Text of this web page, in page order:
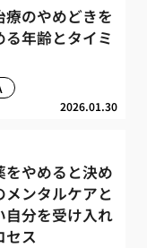
療のやめどきを
る年齢とタイミ
2026.01.30
をやめると決め
メンタルケアと
自分を受け入れ
セス